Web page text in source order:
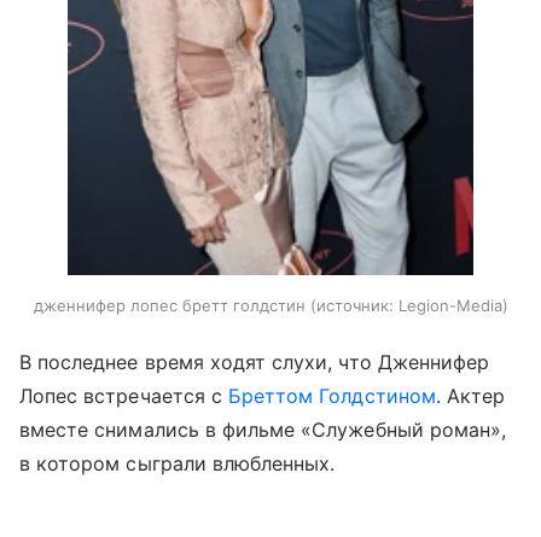
дженнифер лопес бретт голдстин источник: Legion-Media
В последнее время ходят слухи, что Дженнифер
Лопес встречается с Бреттом Голдстином. Актер
вместе снимались в фильме «Служебный роман»,
в котором сыграли влюбленных.